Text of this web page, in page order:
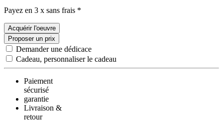
Payez en 3 x sans frais *
Acquérir l'oeuvre
Proposer un prix
Demander une dédicace
Cadeau, personnaliser le cadeau
Paiement
sécurisé
garantie
Livraison &
retour